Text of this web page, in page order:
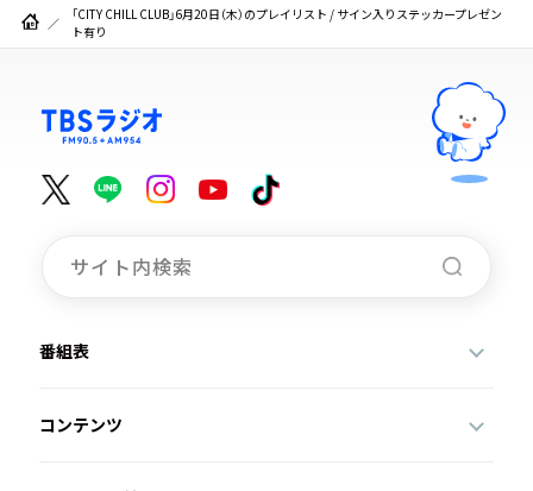
「CITY CHILL CLUB」6月20日（木）のプレイリスト / サイン入りステッカープレゼン
ト有り
番組表
コンテンツ